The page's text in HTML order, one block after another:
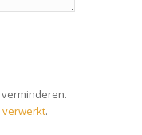
verwerkt.